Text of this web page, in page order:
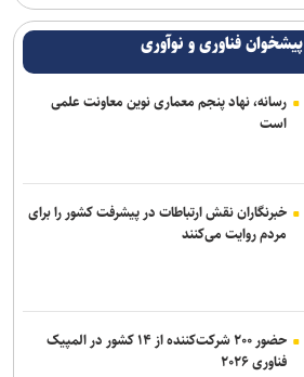
پیشخوان فناوری و نوآوری
رسانه، نهاد پنجم معماری نوین معاونت علمی
است
خبرنگاران نقش ارتباطات در پیشرفت کشور را برای
مردم روایت می‌کنند
حضور ۲۰۰ شرکت‌کننده از ۱۴ کشور در المپیک
فناوری ۲۰۲۶